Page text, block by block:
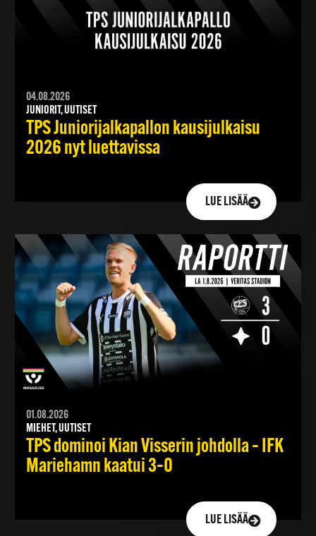
04.08.2026
JUNIORIT, UUTISET
TPS Juniorijalkapallon kausijulkaisu
2026 nyt luettavissa
LUE LISÄÄ
01.08.2026
MIEHET, UUTISET
TPS dominoi Kian Visserin johdolla – IFK
Mariehamn kaatui 3–0
LUE LISÄÄ